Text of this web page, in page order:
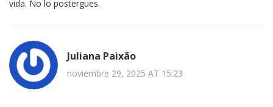
vida. No lo postergues.
Juliana Paixão
noviembre 29, 2025 AT 15:23